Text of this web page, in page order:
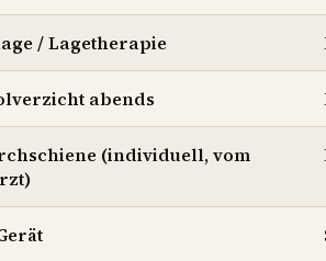
/ Lagetherapie
abends
(individuell, vom